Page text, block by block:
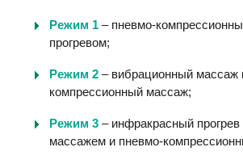
Режим 1 – пневмо-
прогревом;
Режим 2 – вибрационный массаж
компрессионный массаж;
Режим 3 – инфракрасный
массажем и пневмо-